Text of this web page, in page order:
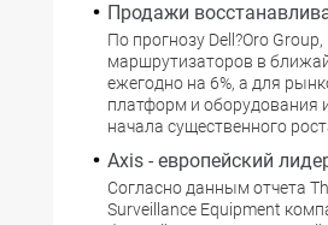
Продажи
По прогнозу Dell?Oro
маршрутизаторов в
ежегодно на 6%, а для
платформ и оборудования
начала существенного
Axis - европейский
Согласно данным отчета
Surveillance Equipment